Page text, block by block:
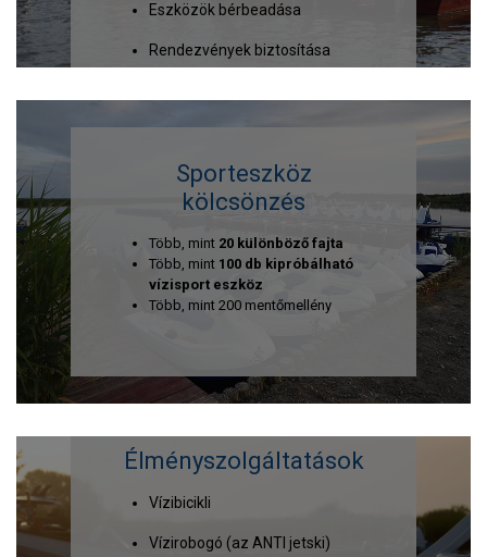
Eszközök bérbeadása
Rendezvények biztosítása
Sporteszköz
kölcsönzés
Több, mint 20 különböző fajta
Több, mint 100 db kipróbálható
vízisport eszköz
Több, mint 200 mentőmellény
Élményszolgáltatások
Vízibicikli
Vízirobogó (az ANTI jetski)